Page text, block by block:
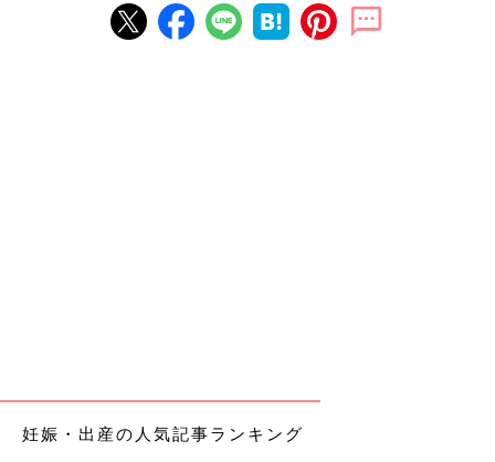
大人2人分】
妊娠・出産の人気記事ランキング